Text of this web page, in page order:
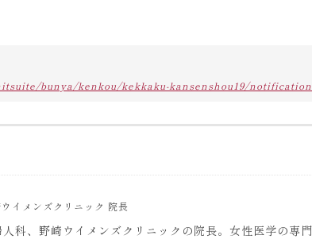
bunya/kenkou/kekkaku-kansenshou19/
イメンズクリニック 院長
科、野崎ウイメンズクリニックの院長。女性医学の専